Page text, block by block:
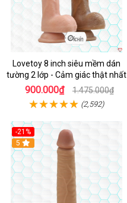
Lovetoy 8 inch siêu mềm dán
tường 2 lớp - Cảm giác thật nhất
900.000₫ 1.475.000₫
(2,592)
-21%
Hot
5